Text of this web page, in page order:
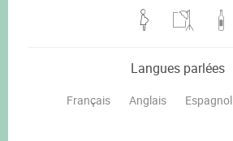
Langues parlées
Français Anglais Espagnol